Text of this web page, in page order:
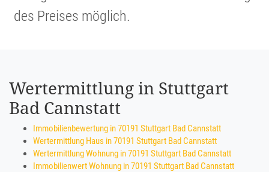
des Preises möglich.
Wertermittlung in Stuttgart
Bad Cannstatt
Immobilienbewertung in 70191 Stuttgart Bad Cannstatt
Wertermittlung Haus in 70191 Stuttgart Bad Cannstatt
Wertermittlung Wohnung in 70191 Stuttgart Bad Cannstatt
Immobilienwert Wohnung in 70191 Stuttgart Bad Cannstatt